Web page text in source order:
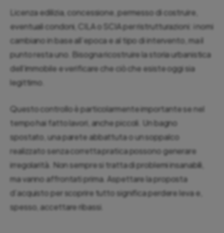
Licenza edilizia, concessione, permesso di costruire,
eventuali condoni, CILA o SCIA per ristrutturazioni: i nomi
cambiano in base all’epoca e al tipo di intervento, ma il
punto resta uno. Bisogna ricostruire la storia urbanistica
dell’immobile e verificare che ciò che esiste oggi sia
legittimo.
Questo controllo è particolarmente importante se nel
tempo hai fatto lavori, anche piccoli. Un bagno
spostato, una parete abbattuta o un soppalco
realizzato senza corretta pratica possono generare
irregolarità. Non sempre si tratta di problemi insanabili,
ma vanno affrontati prima. Aspettare la proposta
d’acquisto per scoprire tutto significa perdere leva e,
spesso, accettare ribassi.